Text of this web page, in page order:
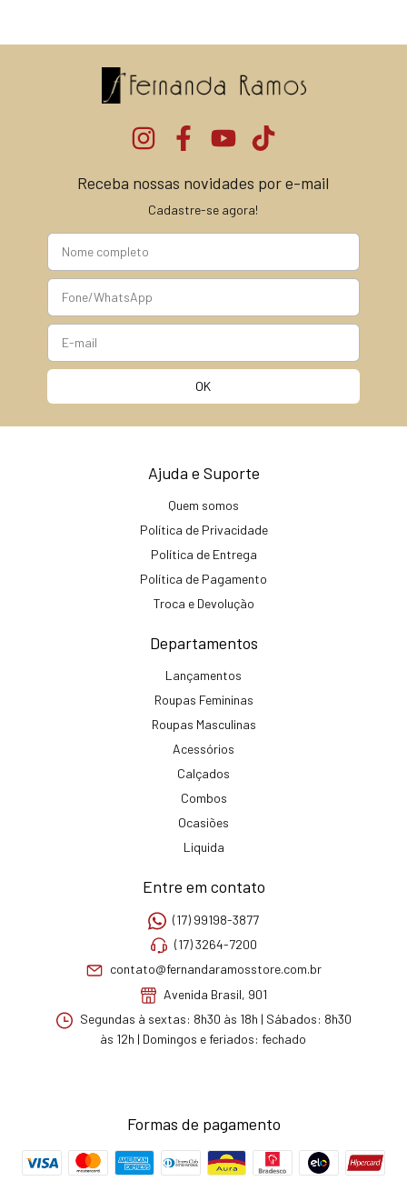
Receba nossas novidades por e-mail
Cadastre-se agora!
Ajuda e Suporte
Quem somos
Política de Privacidade
Política de Entrega
Política de Pagamento
Troca e Devolução
Departamentos
Lançamentos
Roupas Femininas
Roupas Masculinas
Acessórios
Calçados
Combos
Ocasiões
Liquida
Entre em contato
(17) 99198-3877
(17) 3264-7200
contato@fernandaramosstore.com.br
Avenida Brasil, 901
Segundas à sextas: 8h30 às 18h | Sábados: 8h30
às 12h | Domingos e feriados: fechado
Formas de pagamento